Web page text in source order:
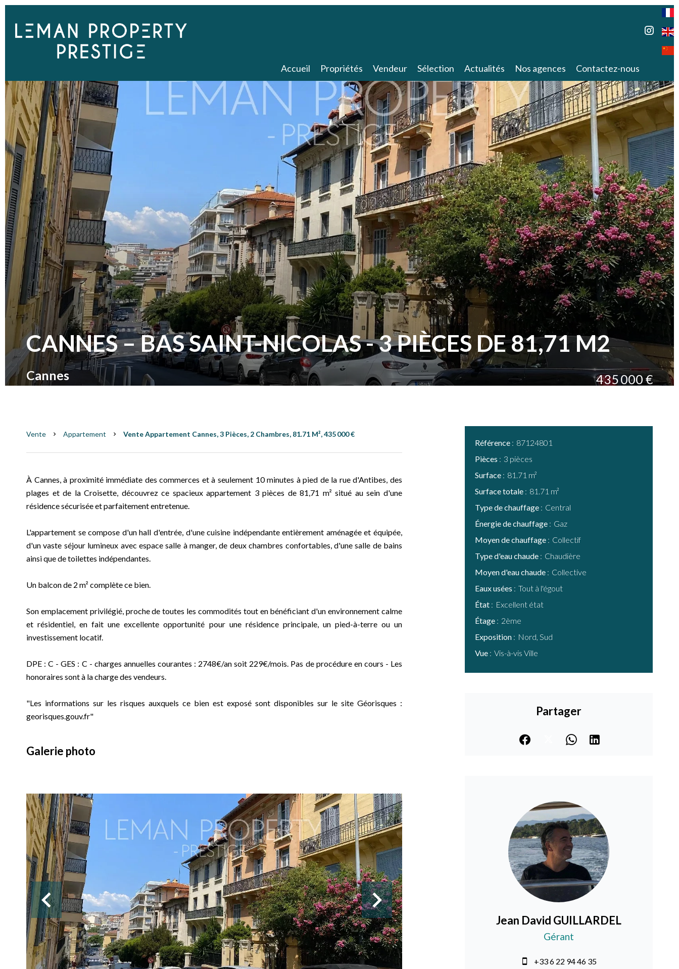
Accueil Propriétés Vendeur Sélection Actualités Nos agences Contactez-nous
CANNES – BAS SAINT-NICOLAS - 3 PIÈCES DE 81,71 M2
Cannes 435 000 €
Vente Appartement Vente Appartement Cannes, 3 Pièces, 2 Chambres, 81.71 M², 435 000 €
À Cannes, à proximité immédiate des commerces et à seulement 10 minutes à pied de la rue d'Antibes, des
plages et de la Croisette, découvrez ce spacieux appartement 3 pièces de 81,71 m² situé au sein d'une
résidence sécurisée et parfaitement entretenue.
L'appartement se compose d'un hall d'entrée, d'une cuisine indépendante entièrement aménagée et équipée,
d'un vaste séjour lumineux avec espace salle à manger, de deux chambres confortables, d'une salle de bains
ainsi que de toilettes indépendantes.
Un balcon de 2 m² complète ce bien.
Son emplacement privilégié, proche de toutes les commodités tout en bénéficiant d'un environnement calme
et résidentiel, en fait une excellente opportunité pour une résidence principale, un pied-à-terre ou un
investissement locatif.
DPE : C - GES : C - charges annuelles courantes : 2748€/an soit 229€/mois. Pas de procédure en cours - Les
honoraires sont à la charge des vendeurs.
"Les informations sur les risques auxquels ce bien est exposé sont disponibles sur le site Géorisques :
georisques.gouv.fr"
Galerie photo
Référence
87124801
Pièces
3 pièces
Surface
81.71 m²
Surface totale
81.71 m²
Type de chauffage
Central
Énergie de chauffage
Gaz
Moyen de chauffage
Collectif
Type d'eau chaude
Chaudière
Moyen d'eau chaude
Collective
Eaux usées
Tout à l'égout
État
Excellent état
Étage
2ème
Exposition
Nord, Sud
Vue
Vis-à-vis Ville
Partager
Jean David GUILLARDEL
Gérant
+33 6 22 94 46 35